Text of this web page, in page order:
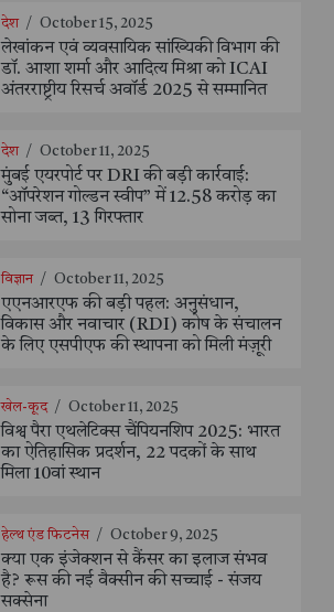
देश / October 15, 2025
लेखांकन एवं व्यवसायिक सांख्यिकी विभाग की
डॉ. आशा शर्मा और आदित्य मिश्रा को ICAI
अंतरराष्ट्रीय रिसर्च अवॉर्ड 2025 से सम्मानित
देश / October 11, 2025
मुंबई एयरपोर्ट पर DRI की बड़ी कार्रवाई:
“ऑपरेशन गोल्डन स्वीप” में 12.58 करोड़ का
सोना जब्त, 13 गिरफ्तार
विज्ञान / October 11, 2025
एएनआरएफ की बड़ी पहल: अनुसंधान,
विकास और नवाचार (RDI) कोष के संचालन
के लिए एसपीएफ की स्थापना को मिली मंज़ूरी
खेल-कूद / October 11, 2025
विश्व पैरा एथलेटिक्स चैंपियनशिप 2025: भारत
का ऐतिहासिक प्रदर्शन, 22 पदकों के साथ
मिला 10वां स्थान
हेल्थ एंड फिटनेस / October 9, 2025
क्या एक इंजेक्शन से कैंसर का इलाज संभव
है? रूस की नई वैक्सीन की सच्चाई - संजय
सक्सेना